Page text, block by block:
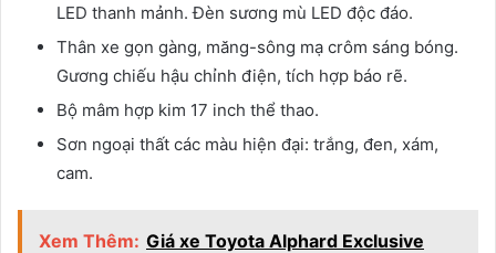
LED thanh mảnh. Đèn sương mù LED độc đáo.
Thân xe gọn gàng, măng-sông mạ crôm sáng bóng.
Gương chiếu hậu chỉnh điện, tích hợp báo rẽ.
Bộ mâm hợp kim 17 inch thể thao.
Sơn ngoại thất các màu hiện đại: trắng, đen, xám,
cam.
Xem Thêm: Giá xe Toyota Alphard Exclusive